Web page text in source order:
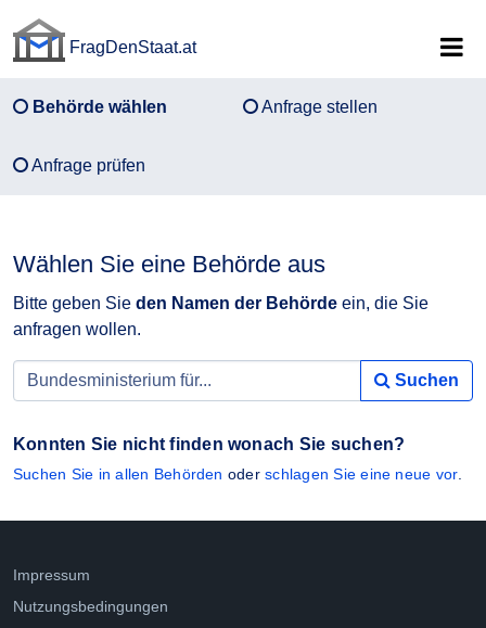
FragDenStaat.at
Behörde wählen Anfrage stellen
Anfrage prüfen
Wählen Sie eine Behörde aus
Bitte geben Sie den Namen der Behörde ein, die Sie
anfragen wollen.
Suchen
Konnten Sie nicht finden wonach Sie suchen?
Suchen Sie in allen Behörden oderschlagen Sie eine neue vor
Impressum
Nutzungsbedingungen